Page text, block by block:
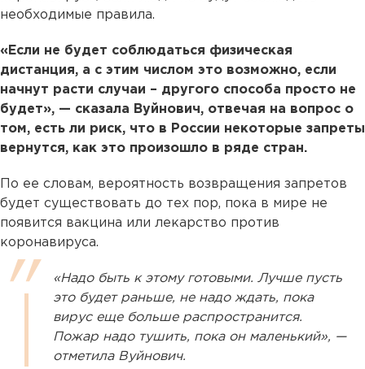
необходимые правила.
«Если не будет соблюдаться физическая
дистанция, а с этим числом это возможно, если
начнут расти случаи – другого способа просто не
будет», — сказала Вуйнович, отвечая на вопрос о
том, есть ли риск, что в России некоторые запреты
вернутся, как это произошло в ряде стран.
По ее словам, вероятность возвращения запретов
будет существовать до тех пор, пока в мире не
появится вакцина или лекарство против
коронавируса.
«Надо быть к этому готовыми. Лучше пусть
это будет раньше, не надо ждать, пока
вирус еще больше распространится.
Пожар надо тушить, пока он маленький», —
отметила Вуйнович.